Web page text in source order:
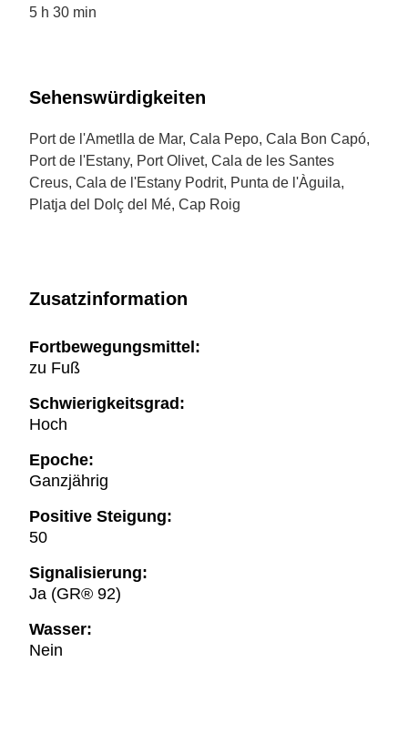
5 h 30 min
Sehenswürdigkeiten
Port de l'Ametlla de Mar, Cala Pepo, Cala Bon Capó,
Port de l'Estany, Port Olivet, Cala de les Santes
Creus, Cala de l'Estany Podrit, Punta de l'Àguila,
Platja del Dolç del Mé, Cap Roig
Zusatzinformation
Fortbewegungsmittel:
zu Fuß
Schwierigkeitsgrad:
Hoch
Epoche:
Ganzjährig
Positive Steigung:
50
Signalisierung:
Ja (GR® 92)
Wasser:
Nein